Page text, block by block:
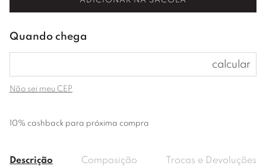
Não sei meu CEP
10% cashback para próxima compra
Descrição Composição Trocas e Devoluções